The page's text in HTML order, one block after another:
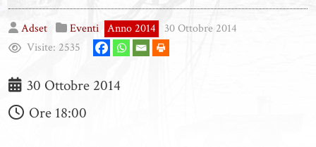
Adset Eventi Anno 2014
30 Ottobre 2014
Visite: 2535
30 Ottobre 2014
Ore 18:00